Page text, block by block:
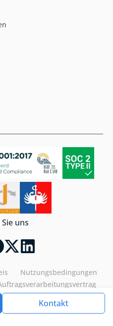
Kontakt
uns
Nutzungsbedingungen
rights reserved.